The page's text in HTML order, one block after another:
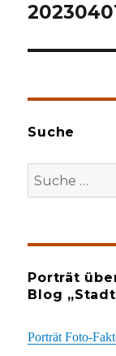
Suche
Suche
nach:
Porträt
Blog
Porträt Foto-